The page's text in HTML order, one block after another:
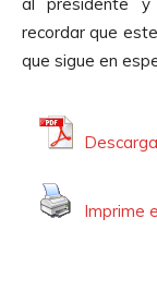
o
r
r
o
d
recordar que
que sigue en
Imprime